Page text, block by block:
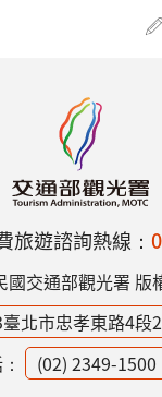
旅遊諮詢熱線：
國交通部觀光署 版
北市忠孝東路4段
(02) 2349-1500